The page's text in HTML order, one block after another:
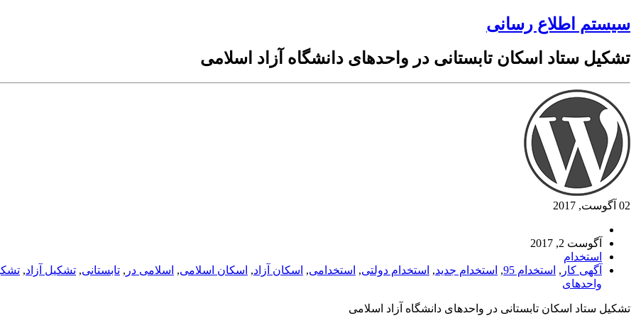
سیستم اطلاع رسانی
تشکیل ستاد اسکان تابستانی در واحدهای دانشگاه آزاد اسلامی
02 آگوست, 2017
آگوست 2, 2017
استخدام
آگهی کار , استخدام 95 , استخدام جدید, استخدام دولتی, استخدامی, اسکان آزاد, اسکان اسلامی, اسلامی در , تابستانی, تشکیل آزاد,
واحدهای
تشکیل ستاد اسکان تابستانی در واحدهای دانشگاه آزاد اسلامی